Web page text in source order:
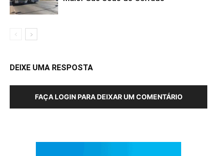
DEIXE UMA RESPOSTA
FAÇA LOGIN PARA DEIXAR UM COMENTÁRIO